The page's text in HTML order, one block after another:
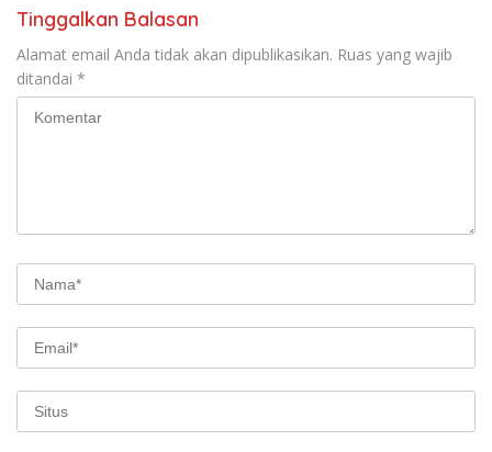
Tinggalkan Balasan
Alamat email Anda tidak akan dipublikasikan. Ruas yang wajib
ditandai *